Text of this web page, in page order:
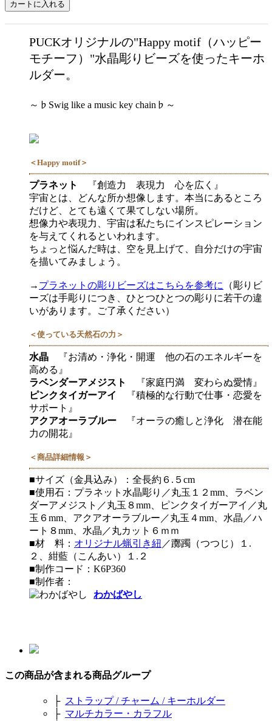
PUCKオリジナルの"Happy motif（ハッピー
モチーフ）"水晶彫りビーズを使ったキーホ
ルダー。
～♭Swig like a music key chain♭～
＜Happy motif＞
プラネット
『創造力 表現力 心を広く』
宇宙とは、どんな所か想像します。本当にあるところ
だけど、とても遠くて果てしない場所。
想像力や表現力、宇宙は私たちにインスピレーション
を与えてくれるといわれます。
ちょっと悩んだ時は、空を見上げて、自分だけの宇宙
を描いてみましょう。
→ プラネットの彫りビーズはこちらを参考に
（彫りビ
ーズは手彫りにつき、ひとつひとつの彫りに若干の違
いがあります。ご了承ください）
＜使っている天然石の力＞
水晶 『お清め・浄化・開運 他の石のエネルギーを
高める』
ラベンダーアメジスト
『家庭円満 変わらぬ愛情』
ピンクタイガーアイ
『積極的な行動で仕事・恋愛を
サポート』
アクアオーラブルー 『オーラの癒しと浄化 潜在能
力の開花』
＜商品詳細情報＞
■サイズ（金具込み）：全長約６.５cm
■使用石：プラネット水晶彫り／丸玉１２mm、ラベン
ダーアメジスト／丸玉８mm、ピンクタイガーアイ／丸
玉６mm、アクアオーラブルー／丸玉４mm、水晶／ハ
ート８mm、水晶／丸カット６ｍｍ
■材 料： オリジナル蝋引き紐 ／躑躅（つつじ）１.
２、紺藍（こんあい）１.２
■制作コード：K6P360
■制作者：
わかばやし
この商品が含まれる商品グループ
├ ストラップ / チャーム / キーホルダー
├ マルチカラー・カラフル